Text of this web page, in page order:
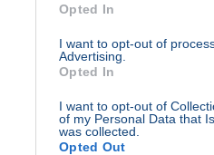
Opted In
I want to opt-out of
Advertising.
Opted In
I want to opt-out of
of my Personal Data that
was collected.
Opted Out